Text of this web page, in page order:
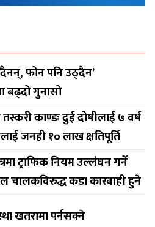
फोन पनि उठ्दैन’
बढ्दो गुनासो
काण्डः दुई दोषीलाई ७ वर्ष
जनही १० लाख क्षतिपूर्ति
ट्राफिक नियम उल्लंघन गर्ने
चालकविरुद्ध कडा कारबाही हुने
खतरामा पर्नसक्ने